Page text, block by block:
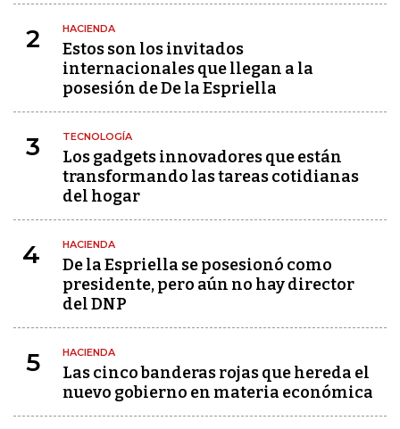
2 HACIENDA
Estos son los invitados
internacionales que llegan a la
posesión de De la Espriella
3 TECNOLOGÍA
Los gadgets innovadores que están
transformando las tareas cotidianas
del hogar
4 HACIENDA
De la Espriella se posesionó como
presidente, pero aún no hay director
del DNP
5 HACIENDA
Las cinco banderas rojas que hereda el
nuevo gobierno en materia económica